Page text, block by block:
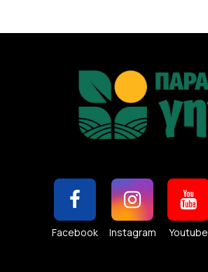
Facebook Instagram Youtube